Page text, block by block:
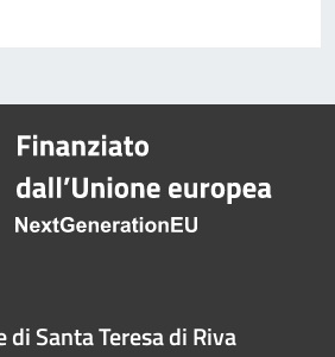
di Santa Teresa di Riva